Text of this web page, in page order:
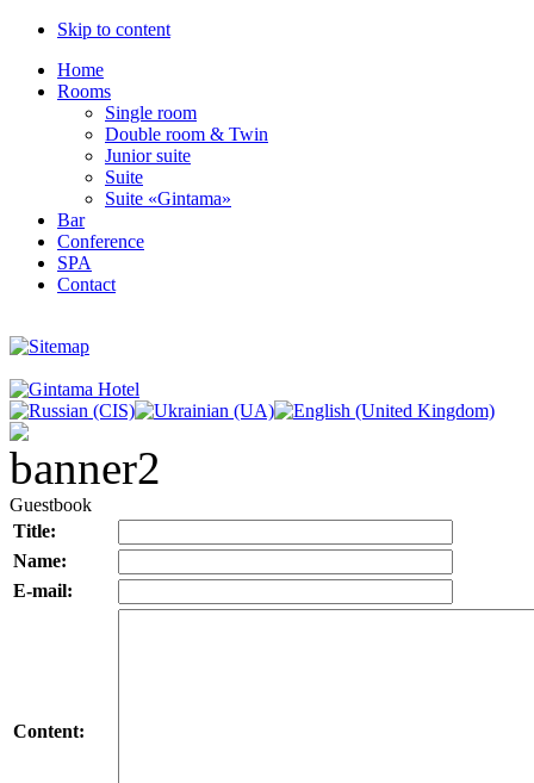
Skip to content
Home
Rooms
Single room
Double room & Twin
Junior suite
Suite
Suite «Gintama»
Bar
Conference
SPA
Contact
Guestbook
Title:
Name:
E-mail:
Content: